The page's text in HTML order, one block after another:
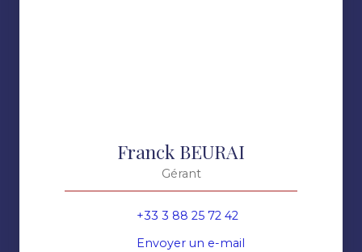
Franck BEURAI
Gérant
+33 3 88 25 72 42
Envoyer un e-mail